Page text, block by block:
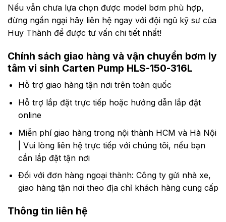
63
2900
76
–
18.5
2900
76
63
–
63
220
80
51
22.0
2900
89
76
2900
89
–
–
300
100
51
2900
89
–
76
80
30.0
2900
–
76
Nếu vẫn chưa lựa chọn được model bơm phù hợp,
đừng ngần ngại hãy liên hệ ngay với đội ngũ kỹ sư của
Huy Thành để được tư vấn chi tiết nhất!
Chính sách giao hàng và vận chuyển bơm ly
tâm vi sinh Carten Pump HLS-150-316L
Hỗ trợ giao hàng tận nơi trên toàn quốc
Hỗ trợ lắp đặt trực tiếp hoặc hướng dẫn lắp đặt
online
Miễn phí giao hàng trong nội thành HCM và Hà Nội
| Vui lòng liên hệ trực tiếp với chúng tôi, nếu bạn
cần lắp đặt tận nơi
Đối với đơn hàng ngoại thành: Công ty gửi nhà xe,
giao hàng tận nơi theo địa chỉ khách hàng cung cấp
Thông tin liên hệ